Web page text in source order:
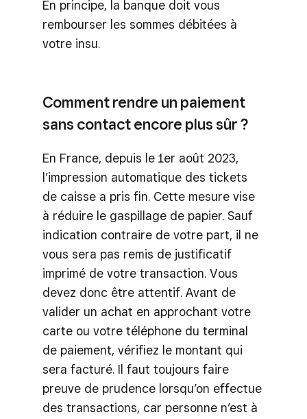
En principe, la banque doit vous
rembourser les sommes débitées à
votre insu.
Comment rendre un paiement
sans contact encore plus sûr ?
En France, depuis le 1er août 2023,
l’impression automatique des tickets
de caisse a pris fin. Cette mesure vise
à réduire le gaspillage de papier. Sauf
indication contraire de votre part, il ne
vous sera pas remis de justificatif
imprimé de votre transaction. Vous
devez donc être attentif. Avant de
valider un achat en approchant votre
carte ou votre téléphone du terminal
de paiement, vérifiez le montant qui
sera facturé. Il faut toujours faire
preuve de prudence lorsqu’on effectue
des transactions, car personne n’est à